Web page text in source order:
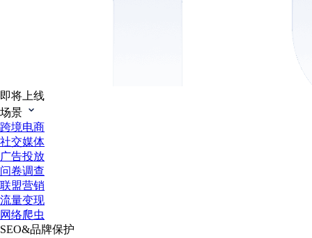
即将上线
场景
跨境电商
社交媒体
广告投放
问卷调查
联盟营销
流量变现
网络爬虫
SEO&品牌保护